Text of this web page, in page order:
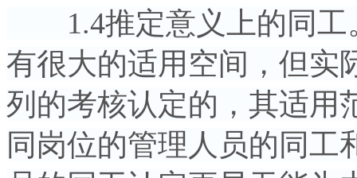
1.4推定意义上的同工
有很大的适用空间，但实
列的考核认定的，其适用
同岗位的管理人员的同工